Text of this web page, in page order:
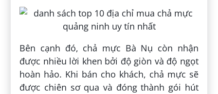
Bên cạnh đó, chả mực Bà Nụ còn nhận
được nhiều lời khen bởi độ giòn và độ ngọt
hoàn hảo. Khi bán cho khách, chả mực sẽ
được chiên sơ qua và đóng thành gói hút